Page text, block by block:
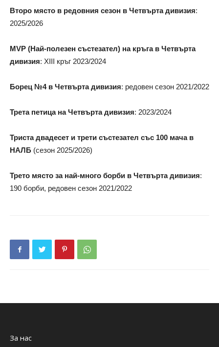
Второ място в редовния сезон в Четвърта дивизия:
2025/2026
MVP (Най-полезен състезател) на кръга в Четвърта
дивизия: XIII кръг 2023/2024
Борец №4 в Четвърта дивизия: редовен сезон 2021/2022
Трета петица на Четвърта дивизия: 2023/2024
Триста двадесет и трети състезател със 100 мача в
НАЛБ (сезон 2025/2026)
Трето място за най-много борби в Четвърта дивизия:
190 борби, редовен сезон 2021/2022
За нас